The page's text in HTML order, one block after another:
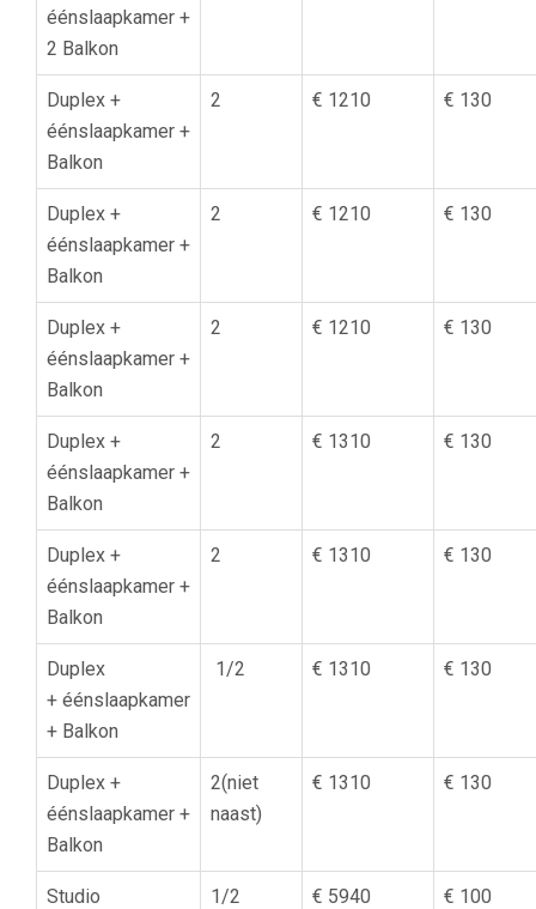
éénslaapkamer +
2 Balkon
Duplex +
éénslaapkamer +
Balkon
2 € 1210 € 130
Duplex +
éénslaapkamer +
Balkon
2 € 1210 € 130
Duplex +
éénslaapkamer +
Balkon
2 € 1210 € 130
Duplex +
éénslaapkamer +
Balkon
2 € 1310 € 130
Duplex +
éénslaapkamer +
Balkon
2 € 1310 € 130
Duplex
+ éénslaapkamer
+ Balkon
1/2 € 1310 € 130
Duplex +
éénslaapkamer +
Balkon
2(niet
naast)
€ 1310 € 130
Studio 1/2 € 5940 € 100